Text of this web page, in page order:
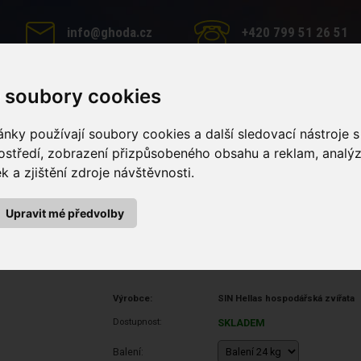
soubory cookies
používají soubory cookies a další sledovací nástroje
zobrazení přizpůsobeného obsahu a reklam,
a zjištění zdroje návštěvnosti.
Upravit mé předvolby
info@ghoda.cz +420 799 51 26 51
MINERÁLNÍ LIZY PÉČE O KONĚ KRMNÉ DOPLŇKY
z mořské soli pro dojnice Eurolix dairy AntiInsect (Balení 24 kg)
soli pro dojnice
Výrobce: SIN Hellas hospodářská zvířata
Dostupnost: SKLADEM
Balení: